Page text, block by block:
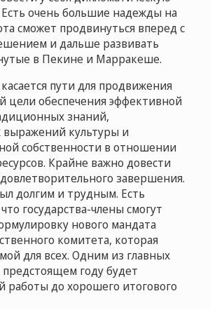
очень большие надежды на
сможет продвинуться вперед с
и дальше развивать
в Пекине и Марракеше.
пути для продвижения
цели обеспечения эффективной
знаний,
культуры и
собственности в отношении
Крайне важно довести
завершения.
долгим и трудным. Есть
государства-члены смогут
нового мандата
комитета, которая
для всех. Одним из главных
году будет
работы до хорошего итогового